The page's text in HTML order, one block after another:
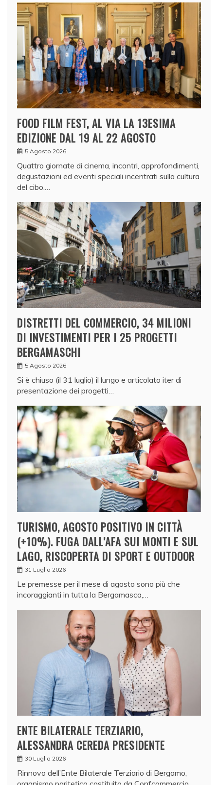
FOOD FILM FEST, AL VIA LA 13ESIMA
EDIZIONE DAL 19 AL 22 AGOSTO
5 Agosto 2026
Quattro giornate di cinema, incontri, approfondimenti,
degustazioni ed eventi speciali incentrati sulla cultura
del cibo.…
DISTRETTI DEL COMMERCIO, 34 MILIONI
DI INVESTIMENTI PER I 25 PROGETTI
BERGAMASCHI
5 Agosto 2026
Si è chiuso (il 31 luglio) il lungo e articolato iter di
presentazione dei progetti…
TURISMO, AGOSTO POSITIVO IN CITTÀ
(+10%). FUGA DALL’AFA SUI MONTI E SUL
LAGO, RISCOPERTA DI SPORT E OUTDOOR
31 Luglio 2026
Le premesse per il mese di agosto sono più che
incoraggianti in tutta la Bergamasca,…
ENTE BILATERALE TERZIARIO,
ALESSANDRA CEREDA PRESIDENTE
30 Luglio 2026
Rinnovo dell’Ente Bilaterale Terziario di Bergamo,